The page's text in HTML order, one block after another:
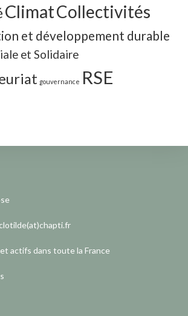
ClimatCollectivités
et développement durable
et Solidaire
gouvernance RSE
actifs dans toute la France